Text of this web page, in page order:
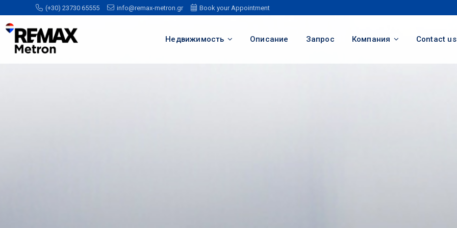
(+30) 23730 65555 info@remax-metron.gr Book your Appointment
Недвижимость Описание Запрос Компания Contact us